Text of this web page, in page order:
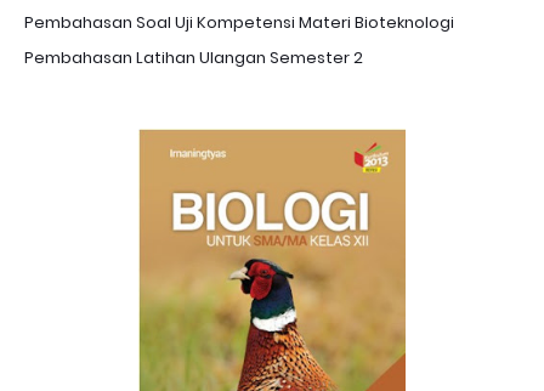
Pembahasan Soal Uji Kompetensi Materi Bioteknologi
Pembahasan Latihan Ulangan Semester 2